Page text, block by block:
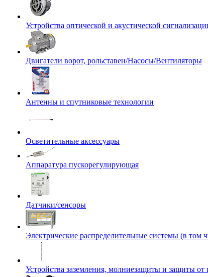
Устройства оптической и акустической
Двигатели ворот, рольставен/Насосы/Вентиляторы
Антенны и спутниковые технологии
Осветительные аксессуары
Аппаратура пускорегулирующая
Датчики/сенсоры
Электрические распределительные системы (в том
Устройства заземления, молниезащиты и защиты от